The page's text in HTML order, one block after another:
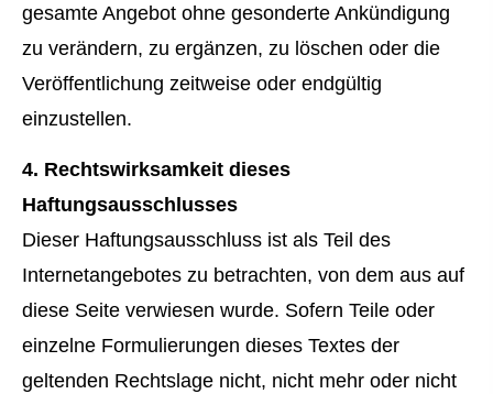
gesamte Angebot ohne gesonderte Ankündigung
zu verändern, zu ergänzen, zu löschen oder die
Veröffentlichung zeitweise oder endgültig
einzustellen.
4. Rechtswirksamkeit dieses
Haftungsausschlusses
Dieser Haftungsausschluss ist als Teil des
Internetangebotes zu betrachten, von dem aus auf
diese Seite verwiesen wurde. Sofern Teile oder
einzelne Formulierungen dieses Textes der
geltenden Rechtslage nicht, nicht mehr oder nicht